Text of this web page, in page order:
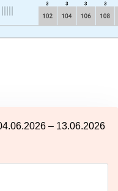
– 13.06.2026